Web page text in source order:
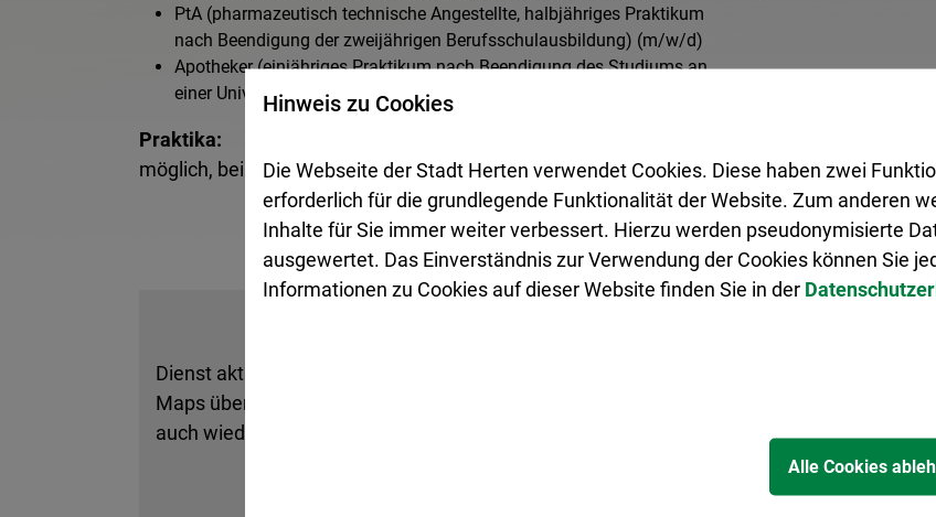
PtA (pharmazeutisch technische Angestellte, halbjähriges Praktikum
nach Beendigung der zweijährigen Berufsschulausbildung) (m/w/d)
Apotheker (einjähriges Praktikum nach Beendigung des Studiums an
einer Universität) (m/w/d)
Praktika:
möglich, bei Schulpraktika Mindestdauer: eine Woche
Dienst aktivieren und der Datenübertragung zustimmen. Mit dem Aufruf erklären Sie
Maps übermittelt werden. Informationen zum Datenschutz finden Sie in der
auch wieder deaktivieren.
Hinweis zu Cookies
Die Webseite der Stadt Herten verwendet Cookies. Diese haben zwei
erforderlich für die grundlegende Funktionalität der Website. Zum anderen
Inhalte für Sie immer weiter verbessert. Hierzu werden pseudonymisierte
ausgewertet. Das Einverständnis zur Verwendung der Cookies können Sie
Informationen zu Cookies auf dieser Website finden Sie in der
Alle Cookies